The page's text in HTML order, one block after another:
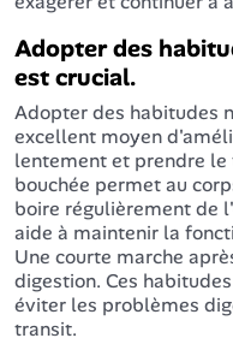
Adopter des
est crucial.
Adopter des habitudes
excellent moyen
lentement et prendre le
bouchée permet au
boire régulièrement de
aide à maintenir la
Une courte marche
digestion. Ces
éviter les problèmes
transit.